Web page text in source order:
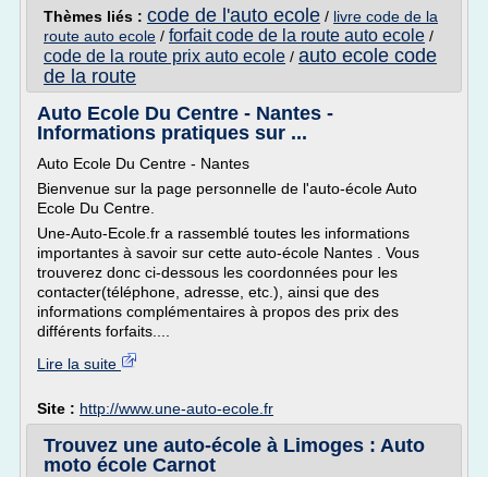
Thèmes liés : code de l'auto ecole / livre code de la
route auto ecole / forfait code de la route auto ecole /
code de la route prix auto ecole / auto ecole code
de la route
Auto Ecole Du Centre - Nantes -
Informations pratiques sur ...
Auto Ecole Du Centre - Nantes
Bienvenue sur la page personnelle de l'auto-école Auto
Ecole Du Centre.
Une-Auto-Ecole.fr a rassemblé toutes les informations
importantes à savoir sur cette auto-école Nantes . Vous
trouverez donc ci-dessous les coordonnées pour les
contacter(téléphone, adresse, etc.), ainsi que des
informations complémentaires à propos des prix des
différents forfaits....
Lire la suite
Site : http://www.une-auto-ecole.fr
Trouvez une auto-école à Limoges : Auto
moto école Carnot